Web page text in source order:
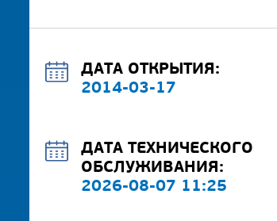
ДАТА ОТКРЫТИЯ:
2014-03-17
ДАТА ТЕХНИЧЕСКОГО
ОБСЛУЖИВАНИЯ:
2026-08-07 11:25